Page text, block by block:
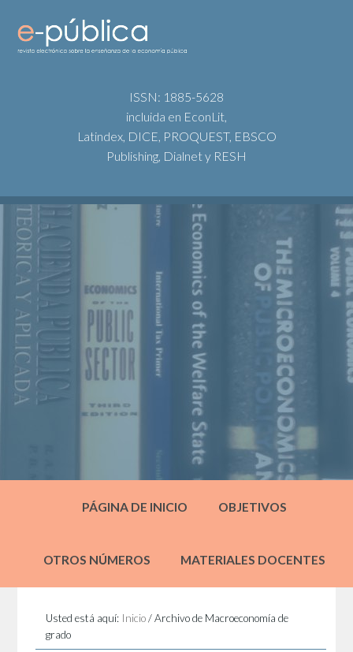
ISSN: 1885-5628
incluida en EconLit,
Latindex, DICE, PROQUEST, EBSCO
Publishing, Dialnet y RESH
PÁGINA DE INICIO OBJETIVOS
OTROS NÚMEROS MATERIALES DOCENTES
Usted está aquí: Inicio /Archivo de Macroeconomía de
grado